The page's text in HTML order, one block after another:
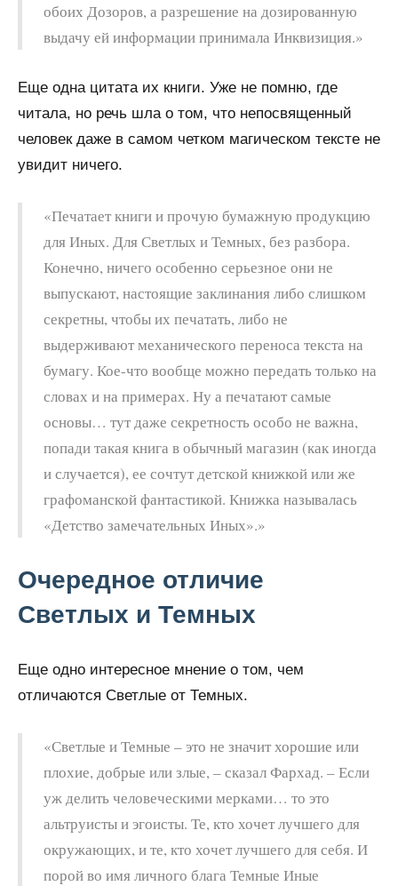
обоих Дозоров, а разрешение на дозированную
выдачу ей информации принимала Инквизиция.»
Еще одна цитата их книги. Уже не помню, где
читала, но речь шла о том, что непосвященный
человек даже в самом четком магическом тексте не
увидит ничего.
«Печатает книги и прочую бумажную продукцию
для Иных. Для Светлых и Темных, без разбора.
Конечно, ничего особенно серьезное они не
выпускают, настоящие заклинания либо слишком
секретны, чтобы их печатать, либо не
выдерживают механического переноса текста на
бумагу. Кое-что вообще можно передать только на
словах и на примерах. Ну а печатают самые
основы… тут даже секретность особо не важна,
попади такая книга в обычный магазин (как иногда
и случается), ее сочтут детской книжкой или же
графоманской фантастикой. Книжка называлась
«Детство замечательных Иных».»
Очередное отличие
Светлых и Темных
Еще одно интересное мнение о том, чем
отличаются Светлые от Темных.
«Светлые и Темные – это не значит хорошие или
плохие, добрые или злые, – сказал Фархад. – Если
уж делить человеческими мерками… то это
альтруисты и эгоисты. Те, кто хочет лучшего для
окружающих, и те, кто хочет лучшего для себя. И
порой во имя личного блага Темные Иные